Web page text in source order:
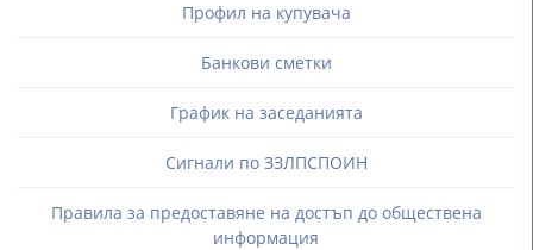
Профил на купувача
Банкови сметки
График на заседанията
Сигнали по ЗЗЛПСПОИН
Правила за предоставяне на достъп до обществена
информация